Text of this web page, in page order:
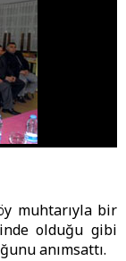
muhtarıyla bir
olduğu gibi
anımsattı.